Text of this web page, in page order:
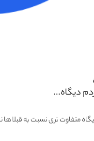
دیگاه...
متفاوت تری نسبت به قبلا